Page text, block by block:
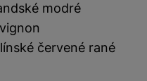
modré
červené rané